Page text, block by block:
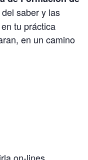
saber y las
tu práctica
en un camino